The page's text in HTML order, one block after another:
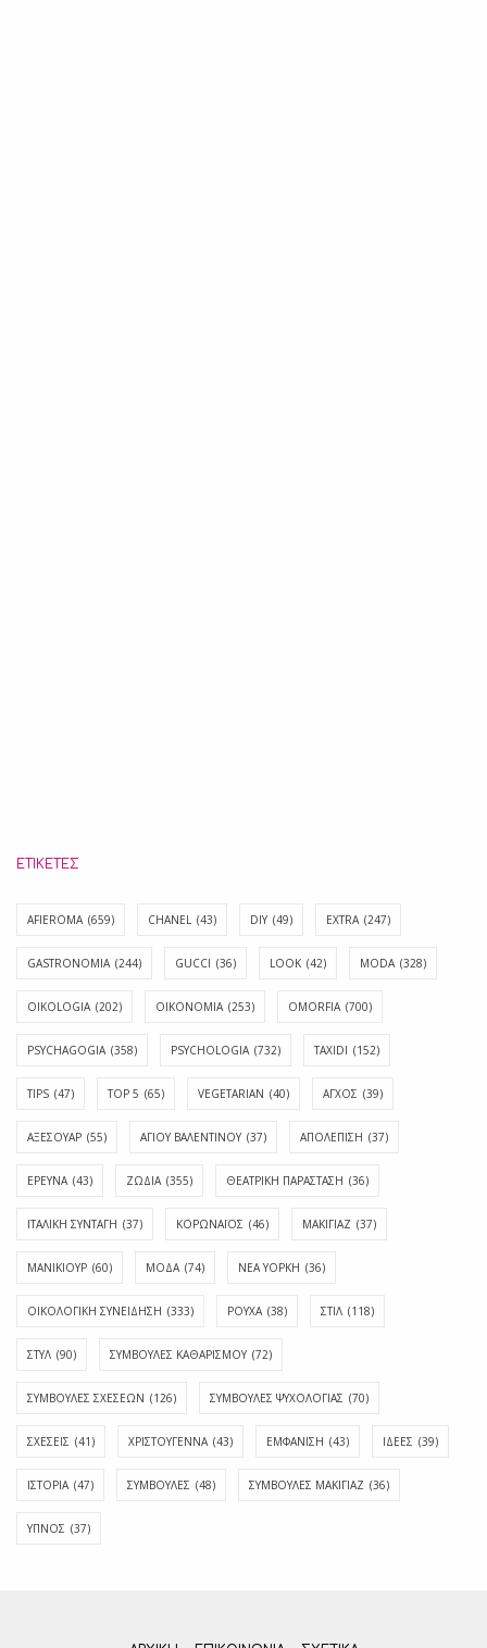
ΕΤΙΚΈΤΕΣ
AFIEROMA (659) CHANEL (43) DIY (49) EXTRA (247)
GASTRONOMIA (244) GUCCI (36) LOOK (42) MODA (328)
OIKOLOGIA (202) OIKONOMIA (253) OMORFIA (700)
PSYCHAGOGIA (358) PSYCHOLOGIA (732) TAXIDI (152)
TIPS (47) TOP 5 (65) VEGETARIAN (40) ΑΓΧΟΣ (39)
ΑΞΕΣΟΥΑΡ (55) ΑΓΊΟΥ ΒΑΛΕΝΤΊΝΟΥ (37) ΑΠΟΛΈΠΙΣΗ (37)
ΕΡΕΥΝΑ (43) ΖΩΔΙΑ (355) ΘΕΑΤΡΙΚΗ ΠΑΡΑΣΤΑΣΗ (36)
ΙΤΑΛΙΚΗ ΣΥΝΤΑΓΗ (37) ΚΟΡΩΝΑΪΟΣ (46) ΜΑΚΙΓΙΑΖ (37)
ΜΑΝΙΚΙΟΥΡ (60) ΜΟΔΑ (74) ΝΕΑ ΥΟΡΚΗ (36)
ΟΙΚΟΛΟΓΙΚΗ ΣΥΝΕΙΔΗΣΗ (333) ΡΟΥΧΑ (38) ΣΤΙΛ (118)
ΣΤΥΛ (90) ΣΥΜΒΟΥΛΕΣ ΚΑΘΑΡΙΣΜΟΥ (72)
ΣΥΜΒΟΥΛΕΣ ΣΧΕΣΕΩΝ (126) ΣΥΜΒΟΥΛΕΣ ΨΥΧΟΛΟΓΙΑΣ (70)
ΣΧΕΣΕΙΣ (41) ΧΡΙΣΤΟΥΓΕΝΝΑ (43) ΕΜΦΆΝΙΣΗ (43) ΙΔΈΕΣ (39)
ΙΣΤΟΡΊΑ (47) ΣΥΜΒΟΥΛΈΣ (48) ΣΥΜΒΟΥΛΈΣ ΜΑΚΙΓΙΆΖ (36)
ΎΠΝΟΣ (37)